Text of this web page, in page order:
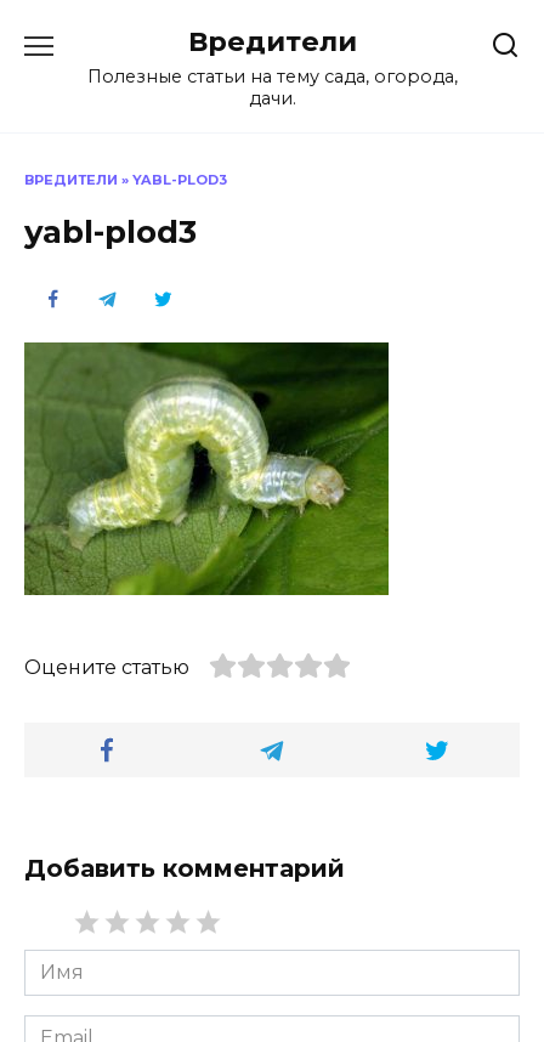
содержанию
Вредители
Полезные статьи на тему сада, огорода,
дачи.
ВРЕДИТЕЛИ » YABL-PLOD3
yabl-plod3
Оцените статью
Добавить комментарий
Имя
*
Email